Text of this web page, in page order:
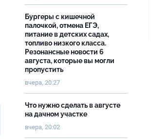
Бургеры с кишечной
палочкой, отмена ЕГЭ,
питание в детских садах,
топливо низкого класса.
Резонансные новости 6
августа, которые вы могли
пропустить
вчера, 20:27
Что нужно сделать в августе
на дачном участке
вчера, 20:02